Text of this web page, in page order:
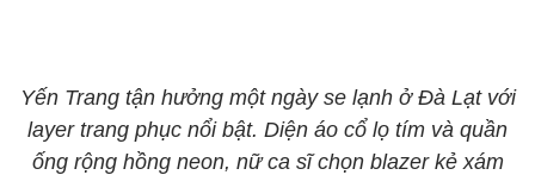
Yến Trang tận hưởng một ngày se lạnh ở Đà Lạt với
layer trang phục nổi bật. Diện áo cổ lọ tím và quần
ống rộng hồng neon, nữ ca sĩ chọn blazer kẻ xám